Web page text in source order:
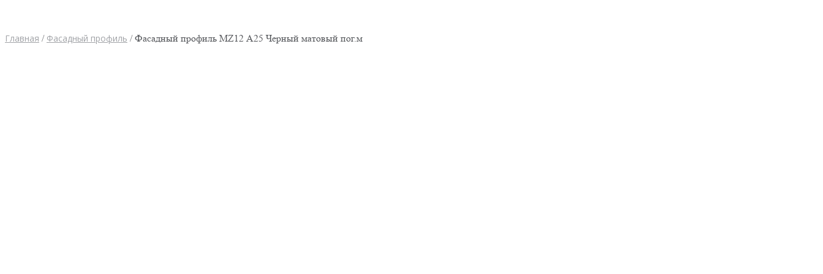
Главная / Фасадный профиль / Фасадный профиль MZ12 А25 Черный матовый пог.м